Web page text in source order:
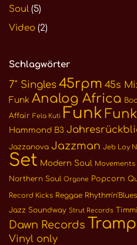
Soul (5)
Video (2)
Schlagwörter
7" Singles 45rpm 45s
Funk Analog Africa
Affair Fela Kuti Funk
Hammond B3
Jazzanova Jazzman Jeb Loy
Set Modern Soul Movements
Northern Soul Orgone Popcorn
Record Kicks Reggae Rhythm'n'Blues
Jazz Soundway Strut Records
Dawn Records
Vinyl only